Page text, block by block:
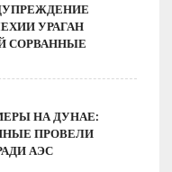
УРАГАН
СОРВАННЫЕ
НА ДУНАЕ:
ПРОВЕЛИ
АЭС